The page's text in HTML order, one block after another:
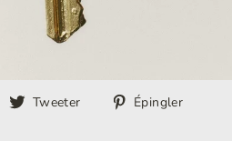
PartagerTweeter
TweeterÉpingler